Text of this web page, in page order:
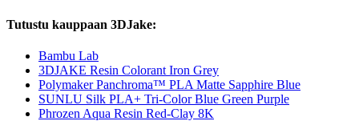
Tutustu kauppaan 3DJake:
Bambu Lab
3DJAKE Resin Colorant Iron Grey
Polymaker Panchroma™ PLA Matte Sapphire Blue
SUNLU Silk PLA+ Tri-Color Blue Green Purple
Phrozen Aqua Resin Red-Clay 8K